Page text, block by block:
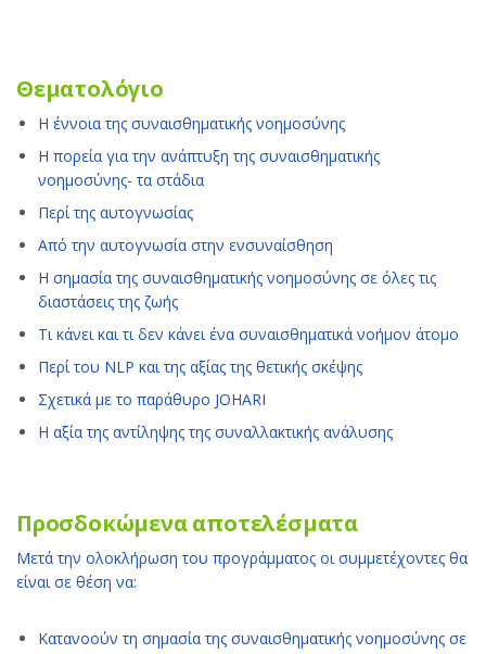
Θεματολόγιο
Η έννοια της συναισθηματικής νοημοσύνης
Η πορεία για την ανάπτυξη της συναισθηματικής
νοημοσύνης- τα στάδια
Περί της αυτογνωσίας
Από την αυτογνωσία στην ενσυναίσθηση
Η σημασία της συναισθηματικής νοημοσύνης σε όλες τις
διαστάσεις της ζωής
Τι κάνει και τι δεν κάνει ένα συναισθηματικά νοήμον άτομο
Περί του NLP και της αξίας της θετικής σκέψης
Σχετικά με το παράθυρο JOHARI
Η αξία της αντίληψης της συναλλακτικής ανάλυσης
Προσδοκώμενα αποτελέσματα
Μετά την ολοκλήρωση του προγράμματος οι συμμετέχοντες θα
είναι σε θέση να:
Κατανοούν τη σημασία της συναισθηματικής νοημοσύνης σε